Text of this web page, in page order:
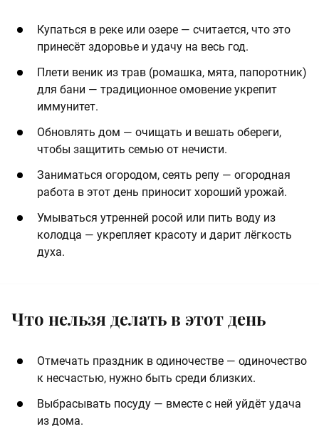
Купаться в реке или озере — считается, что это
принесёт здоровье и удачу на весь год.
Плети веник из трав (ромашка, мята, папоротник)
для бани — традиционное омовение укрепит
иммунитет.
Обновлять дом — очищать и вешать обереги,
чтобы защитить семью от нечисти.
Заниматься огородом, сеять репу — огородная
работа в этот день приносит хороший урожай.
Умываться утренней росой или пить воду из
колодца — укрепляет красоту и дарит лёгкость
духа.
Что нельзя делать в этот день
Отмечать праздник в одиночестве — одиночество
к несчастью, нужно быть среди близких.
Выбрасывать посуду — вместе с ней уйдёт удача
из дома.